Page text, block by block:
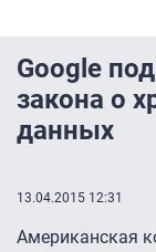
Google
закона о
данных
13.04.2015 12:31
Американская